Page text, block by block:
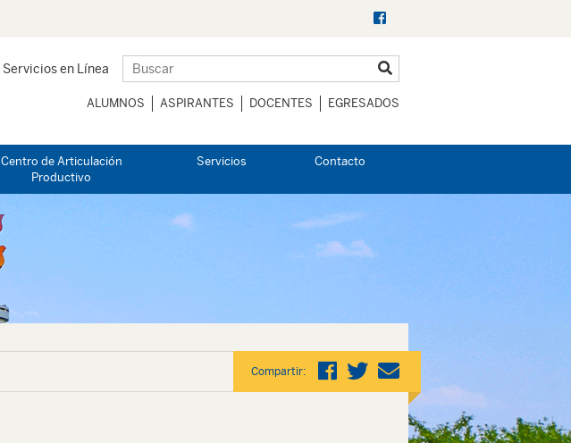
Servicios en Línea
ALUMNOS ASPIRANTES DOCENTES EGRESADOS
Centro de Articulación
Productivo
Servicios Contacto
Compartir: